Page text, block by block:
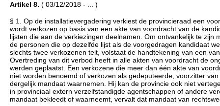
Artikel 8. ( 03/12/2018 - ... )
§ 1. Op de installatievergadering verkiest de provincieraad een
wordt verkozen op basis van een akte van voordracht van de
lijsten die aan de verkiezingen deelnamen. Om ontvankelijk te
de personen die op dezelfde lijst als de voorgedragen kandidaat
slechts twee verkozenen telt, volstaat de handtekening van een
Overtreding van dit verbod heeft in alle akten van voordracht de
werden geplaatst. Een verkozene die meer dan één akte van
niet worden benoemd of verkozen als gedeputeerde, voorzitter
dergelijk mandaat waarnemen. Hij kan de provincie ook niet
in provinciaal extern verzelfstandigde agentschappen of andere
mandaat bekleedt of waarneemt, vervalt dat mandaat van